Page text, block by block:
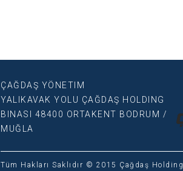
ÇAĞDAŞ YÖNETIM
YALIKAVAK YOLU ÇAĞDAŞ HOLDING
BINASI 48400 ORTAKENT BODRUM /
MUĞLA
Tüm Hakları Saklıdır © 2015 Çağdaş Holding